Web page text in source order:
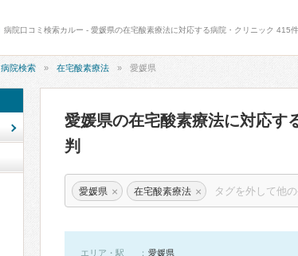
病院口コミ検索カルー - 愛媛県の在宅酸素療法に対応する病院・クリニック 415
病院検索 在宅酸素療法 愛媛県
愛媛県の在宅酸素療法に対応す
判
愛媛県 × 在宅酸素療法 ×
エリア・駅
愛媛県